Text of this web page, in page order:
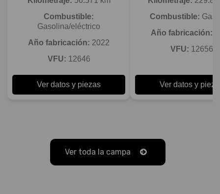
Combustible:
Gasolina/eléctrico
Año fabricación: 2022
VFU: 12646
Ver datos y piezas
Combustible:
Año fabricación:
VFU: 12656
Ver datos y
Ver toda la campa